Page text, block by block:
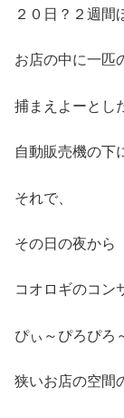
２０日？２週間
お店の中に一匹
捕まえよーとし
自動販売機の下
それで、
その日の夜から
コオロギのコン
ぴぃ～ぴろぴろ
狭いお店の空間